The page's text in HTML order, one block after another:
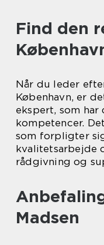
Find den
Når du leder
København, er
ekspert, som
kompetencer.
som forpligter
kvalitetsarbejde
rådgivning og
Madsen